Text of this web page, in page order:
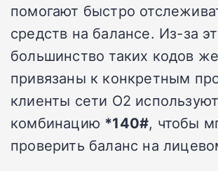
помогают быстро
средств на балансе. Из-за
большинство таких кодов
привязаны к конкретным
клиенты сети O2 используют
комбинацию *140#, чтобы
проверить баланс на